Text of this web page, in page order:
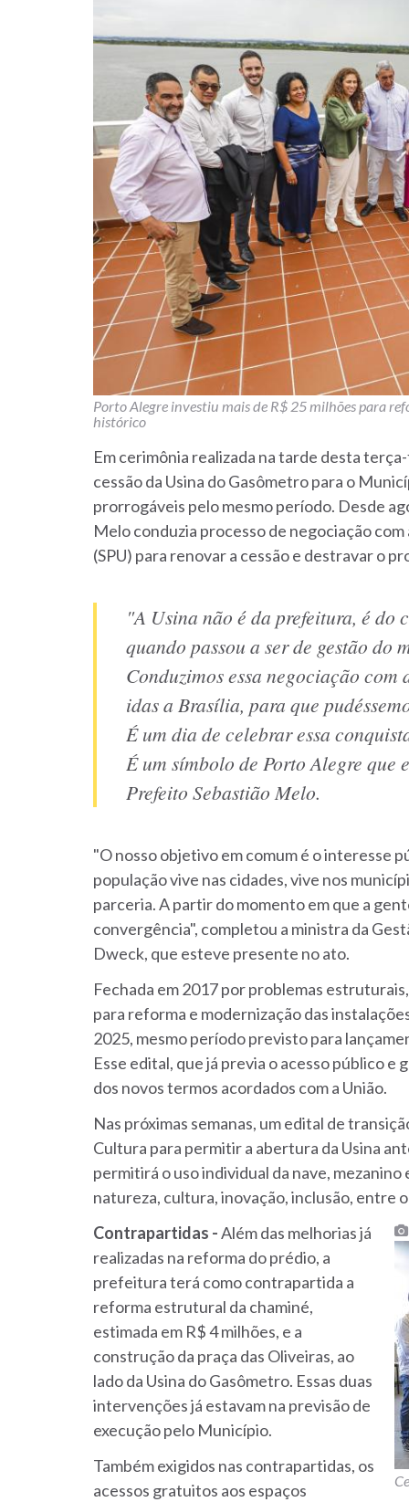
Porto Alegre investiu mais de R$ 25 milhões para
histórico
Em cerimônia realizada na tarde desta
cessão da Usina do Gasômetro para o
prorrogáveis pelo mesmo período. Desde
Melo conduzia processo de negociação
(SPU) para renovar a cessão e destravar o
"A Usina não é da prefeitura, é do
quando passou a ser de gestão
Conduzimos essa negociação
idas a Brasília, para que
É um dia de celebrar essa
É um símbolo de Porto Alegre
Prefeito Sebastião Melo.
"O nosso objetivo em comum é o interesse
população vive nas cidades, vive nos
parceria. A partir do momento em que a
convergência", completou a ministra da
Dweck, que esteve presente no ato.
Fechada em 2017 por problemas
para reforma e modernização das
2025, mesmo período previsto para
Esse edital, que já previa o acesso público
dos novos termos acordados com a União.
Nas próximas semanas, um edital de
Cultura para permitir a abertura da Usina
permitirá o uso individual da nave,
natureza, cultura, inovação, inclusão, entre
Contrapartidas -Além das melhorias já
realizadas na reforma do prédio, a
prefeitura terá como contrapartida a
reforma estrutural da chaminé,
estimada em R$ 4 milhões, e a
construção da praça das Oliveiras, ao
lado da Usina do Gasômetro. Essas duas
intervenções já estavam na previsão de
execução pelo Município.
Também exigidos nas contrapartidas, os
acessos gratuitos aos espaços